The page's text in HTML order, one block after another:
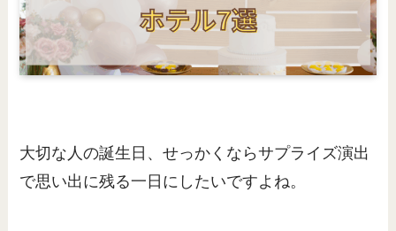
大切な人の誕生日、せっかくならサプライズ演出
で思い出に残る一日にしたいですよね。